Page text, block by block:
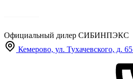
Официальный дилер СИБИНПЭКС
Кемерово, ул. Тухачевского, д. 65